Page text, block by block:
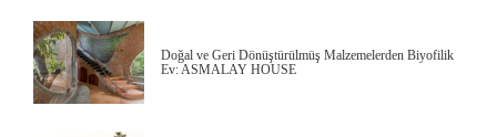
Doğal ve Geri Dönüştürülmüş Malzemelerden Biyofilik
Ev: ASMALAY HOUSE